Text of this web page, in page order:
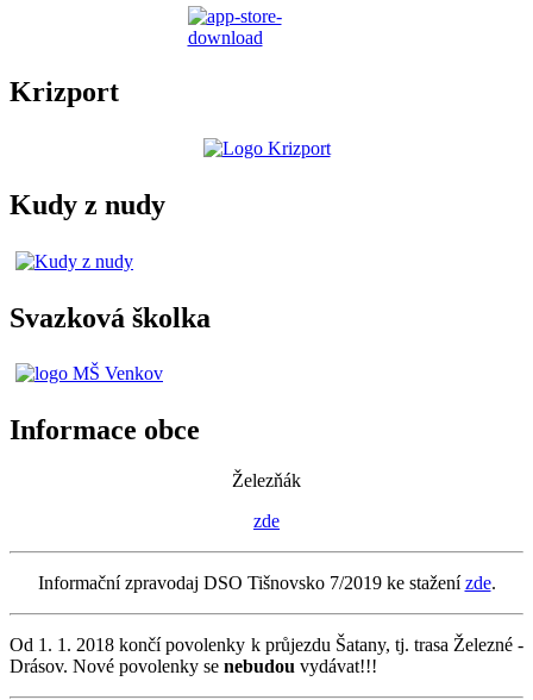
Krizport
Kudy z nudy
Svazková školka
Informace obce
Železňák
zde
Informační zpravodaj DSO Tišnovsko 7/2019 ke staženízde.
Od 1. 1. 2018 končí povolenky k průjezdu Šatany, tj. trasa Železné -
Drásov. Nové povolenky se nebudou vydávat!!!